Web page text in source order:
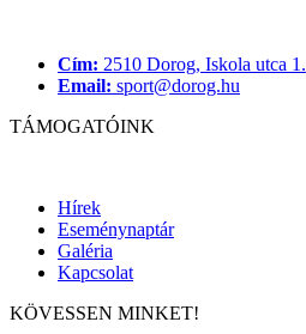
Cím: 2510 Dorog, Iskola utca 1.
Email: sport@dorog.hu
TÁMOGATÓINK
Hírek
Eseménynaptár
Galéria
Kapcsolat
KÖVESSEN MINKET!